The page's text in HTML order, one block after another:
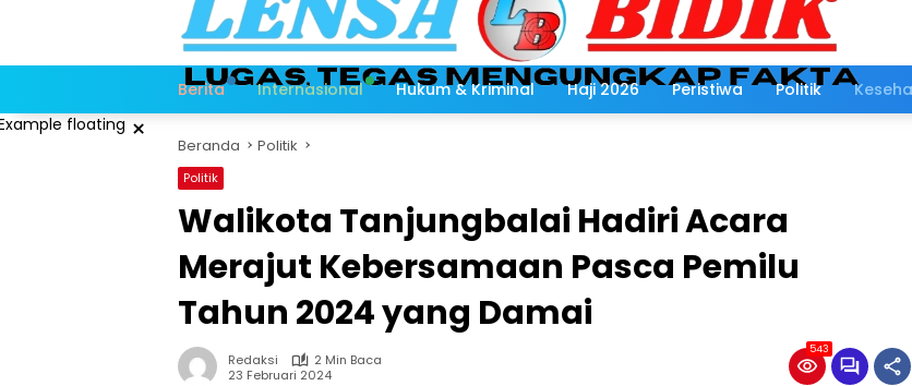
Berita Internasional Hukum & Kriminal Haji 2026 Peristiwa Politik
× Beranda Politik
Politik
Walikota Tanjungbalai Hadiri Acara
Merajut Kebersamaan Pasca Pemilu
Tahun 2024 yang Damai
Redaksi
2 Min Baca
23 Februari 2024
543